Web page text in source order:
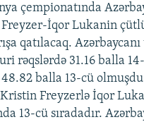
çempionatında
İqor Lukanin
qatılacaq.
rəqslərdə 31.16 balla
48.82 balla 13-cü
Freyzerlə İqor
13-cü sıradadır.